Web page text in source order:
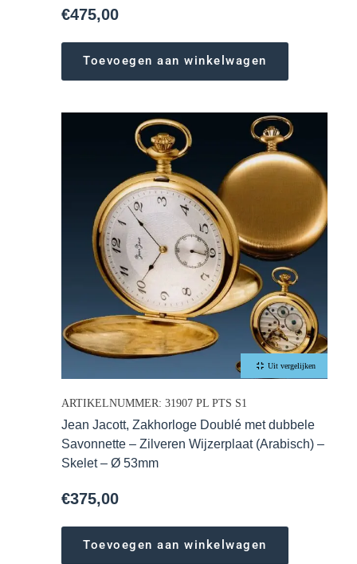
€475,00
Toevoegen aan winkelwagen
Uit vergelijken
ARTIKELNUMMER: 31907 PL PTS S1
Jean Jacott, Zakhorloge Doublé met dubbele
Savonnette – Zilveren Wijzerplaat (Arabisch) –
Skelet – Ø 53mm
€375,00
Toevoegen aan winkelwagen